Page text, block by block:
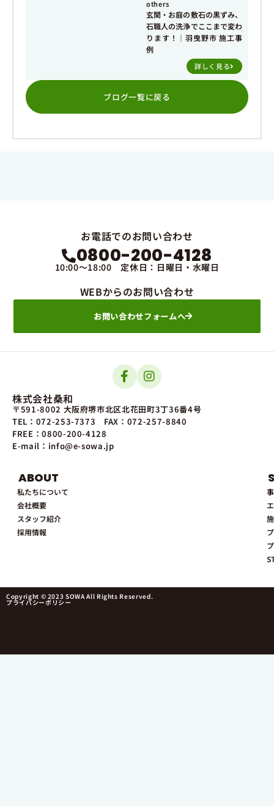
others
玄関・お庭の敷石の黒ずみ、
石職人の洗浄でここまで変わ
ります！｜羽曳野市 施工事
例
詳しく見る
ブログ一覧に戻る
お電話でのお問い合わせ
0800-200-4128
10:00～18:00 定休日：日曜日・水曜日
WEBからのお問い合わせ
お問い合わせフォームへ
株式会社桑和
〒591-8002 大阪府堺市北区北花田町3丁36番4号
TEL：072-253-7373 FAX：072-257-8840
FREE：0800-200-4128
E-mail：info@e-sowa.jp
ABOUT
私たちについて
会社概要
スタッフ紹介
採用情報
Copyright © 2023 SOWA All Rights Reserved.
プライバシーポリシー